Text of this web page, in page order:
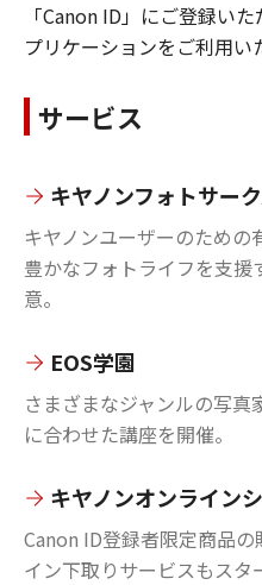
「Canon ID」にご登録い
プリケーションをご利用い
サービス
キヤノンフォトサー
キヤノンユーザーのための
豊かなフォトライフを支
意。
EOS学園
さまざまなジャンルの写
に合わせた講座を開催。
キヤノンオンライン
Canon ID登録者限定商品
イン下取りサービスもスタ